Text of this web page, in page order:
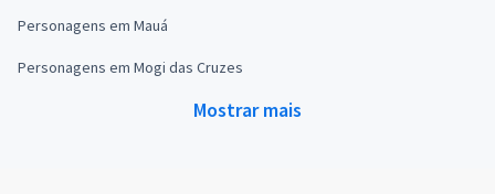
Personagens em Mauá
Personagens em Mogi das Cruzes
Mostrar mais